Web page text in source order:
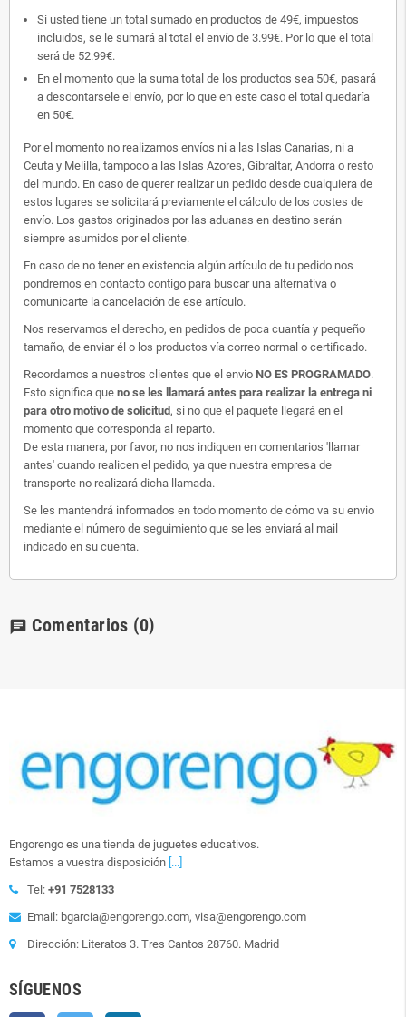
Si usted tiene un total sumado en productos de 49€, impuestos
incluidos, se le sumará al total el envío de 3.99€. Por lo que el total
será de 52.99€.
En el momento que la suma total de los productos sea 50€, pasará
a descontarsele el envío, por lo que en este caso el total quedaría
en 50€.
Por el momento no realizamos envíos ni a las Islas Canarias, ni a
Ceuta y Melilla, tampoco a las Islas Azores, Gibraltar, Andorra o resto
del mundo. En caso de querer realizar un pedido desde cualquiera de
estos lugares se solicitará previamente el cálculo de los costes de
envío. Los gastos originados por las aduanas en destino serán
siempre asumidos por el cliente.
En caso de no tener en existencia algún artículo de tu pedido nos
pondremos en contacto contigo para buscar una alternativa o
comunicarte la cancelación de ese artículo.
Nos reservamos el derecho, en pedidos de poca cuantía y pequeño
tamaño, de enviar él o los productos vía correo normal o certificado.
Recordamos a nuestros clientes que el envio NO ES PROGRAMADO.
Esto significa que no se les llamará antes para realizar la entrega ni
para otro motivo de solicitud, si no que el paquete llegará en el
momento que corresponda al reparto.
De esta manera, por favor, no nos indiquen en comentarios 'llamar
antes' cuando realicen el pedido, ya que nuestra empresa de
transporte no realizará dicha llamada.
Se les mantendrá informados en todo momento de cómo va su envio
mediante el número de seguimiento que se les enviará al mail
indicado en su cuenta.
chat Comentarios (0)
Engorengo es una tienda de juguetes educativos.
Estamos a vuestra disposición [...]
Tel: +91 7528133
Email: bgarcia@engorengo.com, visa@engorengo.com
Dirección: Literatos 3. Tres Cantos 28760. Madrid
SÍGUENOS